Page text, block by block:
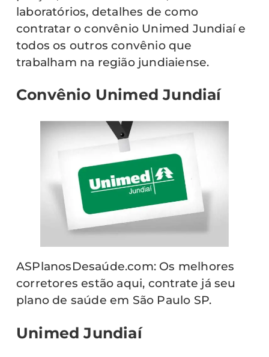
laboratórios, detalhes de como
contratar o convênio Unimed Jundiaí e
todos os outros convênio que
trabalham na região jundiaiense.
Convênio Unimed Jundiaí
ASPlanosDesaúde.com: Os melhores
corretores estão aqui, contrate já seu
plano de saúde em São Paulo SP.
Unimed Jundiaí